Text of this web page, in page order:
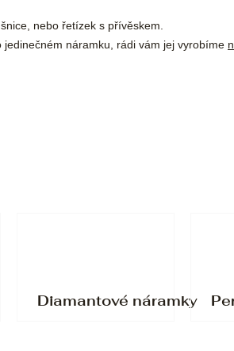
nebo řetízek s přívěskem.
náramku, rádi vám jej vyrobíme
Diamantové náramky